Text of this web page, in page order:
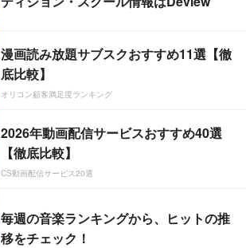
漫画読み放題サブスクおすすめ11選【徹
底比較】
オリコン顧客満足度ランキング
2026年動画配信サービスおすすめ40選
【徹底比較】
CS動画配信サービス20選
毎週の音楽ランキングから、ヒットの推
移をチェック！